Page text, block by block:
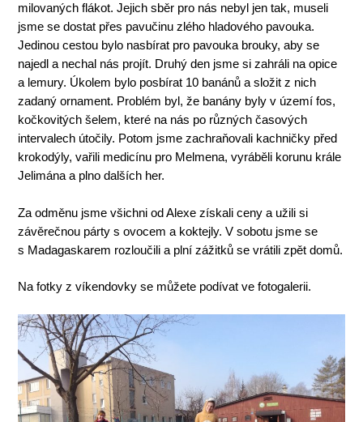
milovaných flákot. Jejich sběr pro nás nebyl jen tak, museli
jsme se dostat přes pavučinu zlého hladového pavouka.
Jedinou cestou bylo nasbírat pro pavouka brouky, aby se
najedl a nechal nás projít. Druhý den jsme si zahráli na opice
a lemury. Úkolem bylo posbírat 10 banánů a složit z nich
zadaný ornament. Problém byl, že banány byly v území fos,
kočkovitých šelem, které na nás po různých časových
intervalech útočily. Potom jsme zachraňovali kachničky před
krokodýly, vařili medicínu pro Melmena, vyráběli korunu krále
Jelimána a plno dalších her.
Za odměnu jsme všichni od Alexe získali ceny a užili si
závěrečnou párty s ovocem a koktejly. V sobotu jsme se
s Madagaskarem rozloučili a plní zážitků se vrátili zpět domů.
Na fotky z víkendovky se můžete podívat ve fotogalerii.